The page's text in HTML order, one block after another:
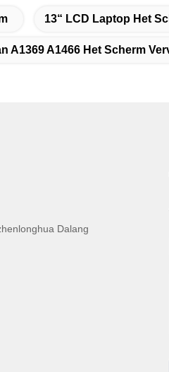
13“ LCD Laptop Het
A1369 A1466 Het Scherm
Dalang